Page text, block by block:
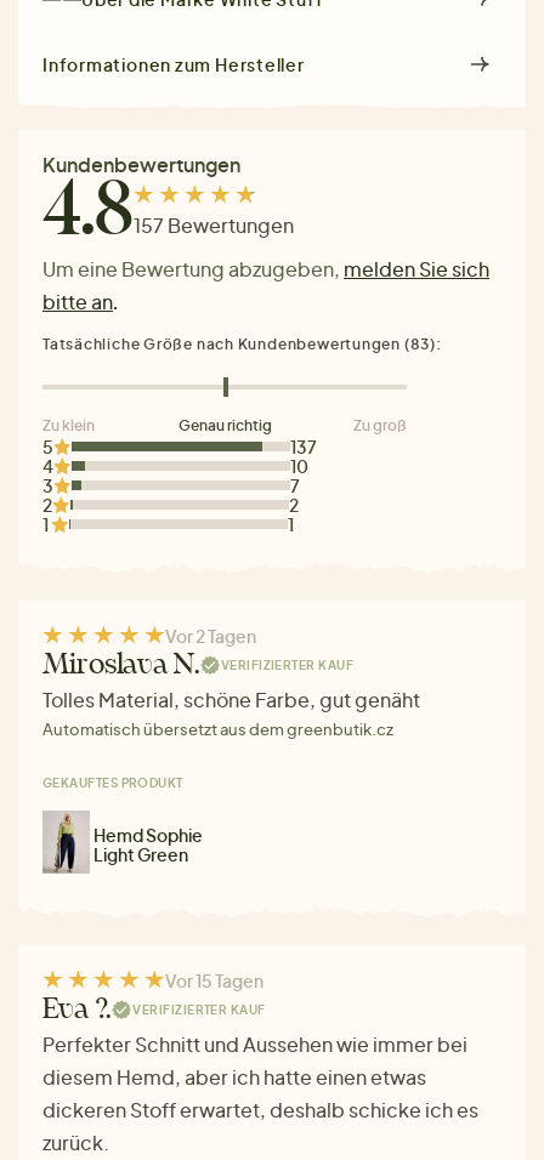
Informationen zum Hersteller
Kundenbewertungen
4.8157 Bewertungen
Um eine Bewertung abzugeben, melden Sie sich
bitte an.
5
137
4
10
3
7
2
2
1
1
Tatsächliche Größe nach Kundenbewertungen (83):
Zu klein Genau richtig Zu groß
Vor 2 Tagen
Miroslava N. VERIFIZIERTER KAUF
Tolles Material, schöne Farbe, gut genäht
Automatisch übersetzt aus dem greenbutik.cz
GEKAUFTES PRODUKT
Hemd Sophie
Light Green
Vor 15 Tagen
Eva ?. VERIFIZIERTER KAUF
Perfekter Schnitt und Aussehen wie immer bei
diesem Hemd, aber ich hatte einen etwas
dickeren Stoff erwartet, deshalb schicke ich es
zurück.